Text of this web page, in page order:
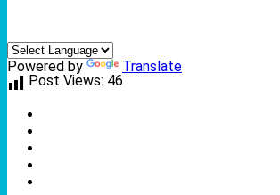
Powered by
Translate
Post Views: 46